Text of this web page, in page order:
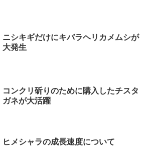
ニシキギだけにキバラヘリカメムシが
大発生
コンクリ斫りのために購入したチスタ
ガネが大活躍
ヒメシャラの成長速度について